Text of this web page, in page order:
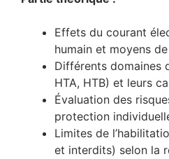
Effets du courant
humain et moyens
Différents domaines
HTA, HTB) et leurs
Évaluation des
protection
Limites de
et interdits) selon la